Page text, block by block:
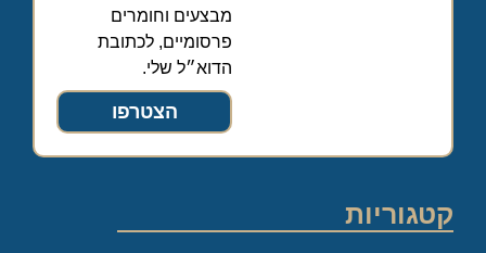
מבצעים וחומרים
פרסומיים, לכתובת
הדוא״ל שלי.
הצטרפו
קטגוריות